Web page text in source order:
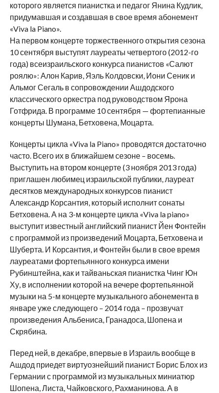
которого является пианистка и педагог Янина Кудлик,
придумавшая и создавшая в свое время абонемент
«Viva la Piano».
На первом концерте торжественного открытия сезона
10 сентября выступят лауреаты четвертого (2012-го
года) всеизраильского конкурса пианистов «Салют
роялю»: Алон Карив, Яэль Колдовски, Иони Сеник и
Альмог Сегаль в сопровождении Ашдодского
классического оркестра под руководством Ярона
Готфрида. В программе 10 сентября — фортепианные
концерты Шумана, Бетховена, Моцарта.
Концерты цикла «Viva la Piano» проводятся достаточно
часто. Всего их в ближайшем сезоне – восемь.
Выступить на втором концерте (3 ноября 2013 года)
приглашен любимец израильской публики, лауреат
десятков международных конкурсов пианист
Александр Корсантия, который исполнит сонаты
Бетховена. А на 3-м концерте цикла «Viva la piano»
выступит известный английский пианист Йен Фонтейн
с программой из произведений Моцарта, Бетховена и
Шуберта. И Корсантия, и Фонтейн были в свое время
лауреатами фортепьянного конкурса имени
Рубинштейна, как и тайваньская пианистка Чинг Юн
Ху, в исполнении которой на вечере фортепьянной
музыки на 5-м концерте музыкального абонемента в
январе уже следующего – 2014 года – прозвучат
произведения Альбениса, Гранадоса, Шопена и
Скрябина.
Перед ней, в декабре, впервые в Израиль вообще в
Ашдод приедет виртуознейший пианист Борис Блох из
Германии с программой из музыкальных миниатюр
Шопена, Листа, Чайковского, Рахманинова. А в